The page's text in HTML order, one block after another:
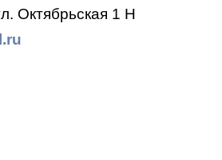
Октябрьская 1 Н